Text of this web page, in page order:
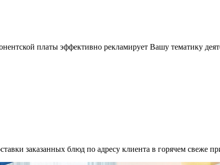
платы эффективно рекламирует Вашу тематику
заказанных блюд по адресу клиента в горячем свеже